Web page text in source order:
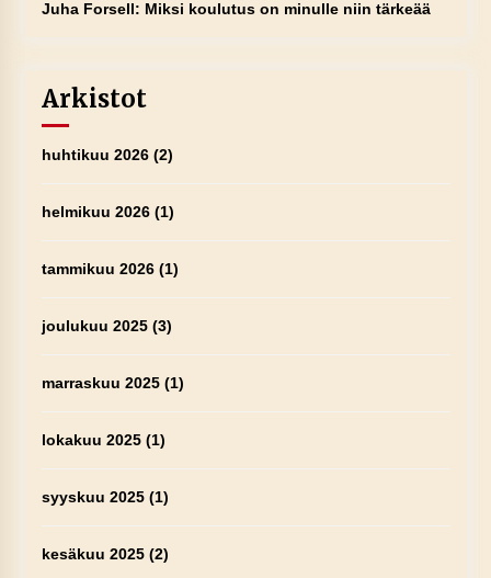
Juha Forsell: Miksi koulutus on minulle niin tärkeää
Arkistot
huhtikuu 2026(2)
helmikuu 2026(1)
tammikuu 2026(1)
joulukuu 2025(3)
marraskuu 2025(1)
lokakuu 2025(1)
syyskuu 2025(1)
kesäkuu 2025(2)